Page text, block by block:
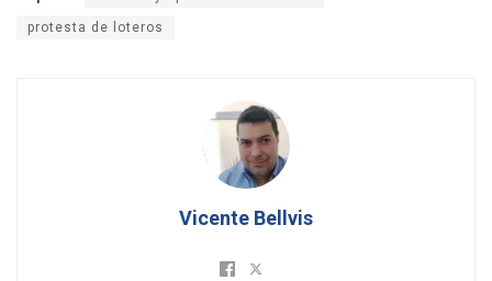
protesta de loteros
Vicente Bellvis